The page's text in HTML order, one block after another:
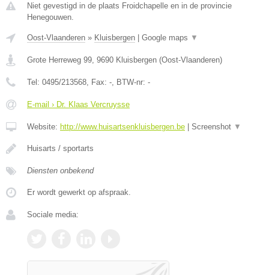
Niet gevestigd in de plaats Froidchapelle en in de provincie
Henegouwen.
Oost-Vlaanderen » Kluisbergen Google maps ▼
Grote Herreweg 99 9690 Kluisbergen (Oost-Vlaanderen)
Tel: 0495/213568 , Fax: - , BTW-nr: -
E-mail › Dr. Klaas Vercruysse
Website: http://www.huisartsenkluisbergen.be Screenshot ▼
Huisarts / sportarts
Diensten onbekend
Er wordt gewerkt op afspraak.
Sociale media: